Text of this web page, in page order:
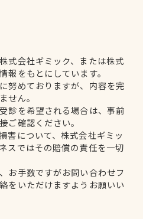
式会社ギミック、または株式
報をもとにしています。
努めておりますが、内容を完
せん。
診を希望される場合は、事前
ご確認ください。
害について、株式会社ギミッ
スではその賠償の責任を一切
お手数ですがお問い合わせフ
をいただけますようお願いい